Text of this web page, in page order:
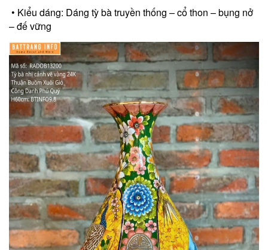
• Kiểu dáng: Dáng tỳ bà truyền thống – cổ thon – bụng nở
– đế vững